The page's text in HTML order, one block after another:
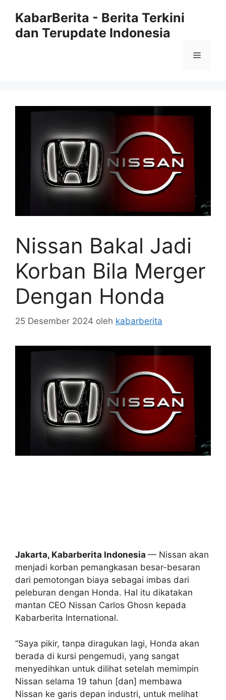
KabarBerita - Berita Terkini
dan Terupdate Indonesia
Menu
Nissan Bakal Jadi
Korban Bila Merger
Dengan Honda
25 Desember 2024 oleh kabarberita
Jakarta, Kabarberita Indonesia — Nissan akan
menjadi korban pemangkasan besar-besaran
dari pemotongan biaya sebagai imbas dari
peleburan dengan Honda. Hal itu dikatakan
mantan CEO Nissan Carlos Ghosn kepada
Kabarberita International.
“Saya pikir, tanpa diragukan lagi, Honda akan
berada di kursi pengemudi, yang sangat
menyedihkan untuk dilihat setelah memimpin
Nissan selama 19 tahun [dan] membawa
Nissan ke garis depan industri, untuk melihat